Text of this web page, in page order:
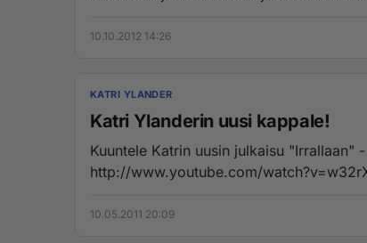
10.10.2012 14:26
KATRI YLANDER
Katri Ylanderin uusi kappale!
Kuuntele Katrin uusin julkaisu "Irrallaan" -
http://www.youtube.com/
10.05.2011 20:09